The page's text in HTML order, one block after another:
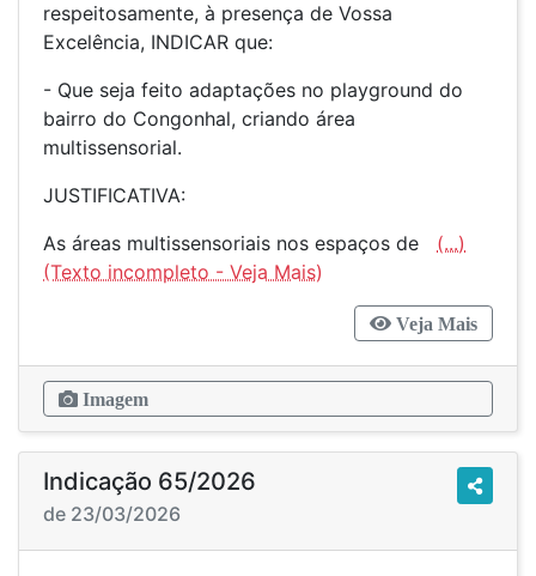
respeitosamente, à presença de Vossa
Excelência, INDICAR que:
- Que seja feito adaptações no playground do
bairro do Congonhal, criando área
multissensorial.
JUSTIFICATIVA:
As áreas multissensoriais nos espaços de (...)
Veja Mais
Imagem
Indicação 65/2026
de 23/03/2026